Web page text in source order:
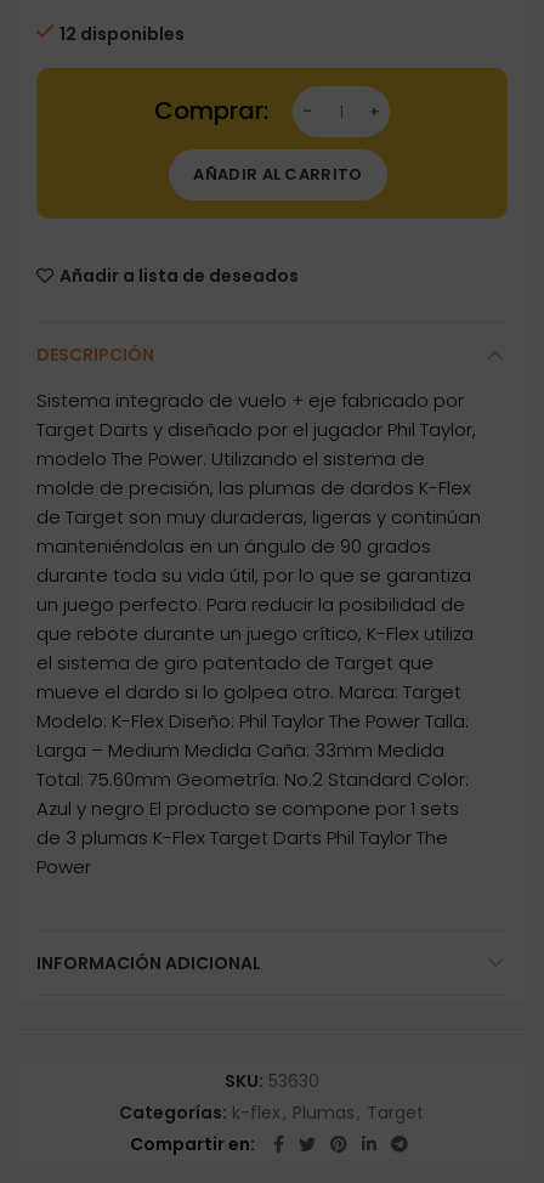
12 disponibles
Dartstore Plumas Target K-Flex No.2
AÑADIR AL CARRITO
Añadir a lista de deseados
DESCRIPCIÓN
Sistema integrado de vuelo + eje fabricado por
Target Darts y diseñado por el jugador Phil Taylor,
modelo The Power. Utilizando el sistema de
molde de precisión, las plumas de dardos K-Flex
de Target son muy duraderas, ligeras y continúan
manteniéndolas en un ángulo de 90 grados
durante toda su vida útil, por lo que se garantiza
un juego perfecto. Para reducir la posibilidad de
que rebote durante un juego crítico, K-Flex utiliza
el sistema de giro patentado de Target que
mueve el dardo si lo golpea otro. Marca: Target
Modelo: K-Flex Diseño: Phil Taylor The Power Talla:
Larga – Medium Medida Caña: 33mm Medida
Total: 75.60mm Geometría: No.2 Standard Color:
Azul y negro El producto se compone por 1 sets
de 3 plumas K-Flex Target Darts Phil Taylor The
Power
INFORMACIÓN ADICIONAL
SKU: 53630
Categorías: k-flex, Plumas, Target
Compartir en